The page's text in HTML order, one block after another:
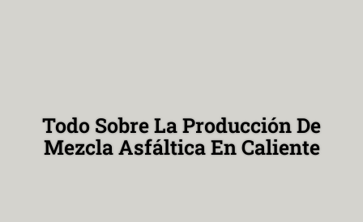
Todo Sobre La Producción De
Mezcla Asfáltica En Caliente